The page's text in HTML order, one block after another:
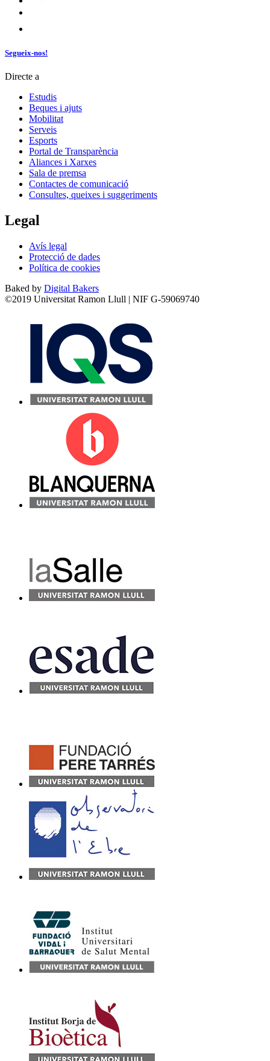
Segueix-nos!
Directe a
Estudis
Beques i ajuts
Mobilitat
Serveis
Esports
Portal de Transparència
Aliances i Xarxes
Sala de premsa
Contactes de comunicació
Consultes, queixes i suggeriments
Legal
Avís legal
Protecció de dades
Política de cookies
Baked by Digital Bakers
©2019 Universitat Ramon Llull | NIF G-59069740